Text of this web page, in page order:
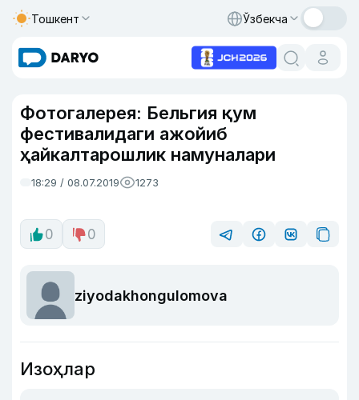
Тошкент Ўзбекча
Фотогалерея: Бельгия қум
фестивалидаги ажойиб
ҳайкалтарошлик намуналари
18:29 / 08.07.2019 1273
0 0
ziyodakhongulomova
Изоҳлар